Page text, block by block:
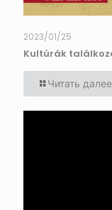
2023/01/25
Kultúrák
Читать далее